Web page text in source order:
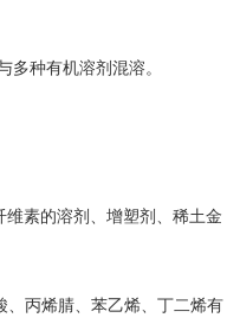
种有机溶剂混溶。
素的溶剂、增塑剂、稀土金
、丙烯腈、苯乙烯、丁二烯有